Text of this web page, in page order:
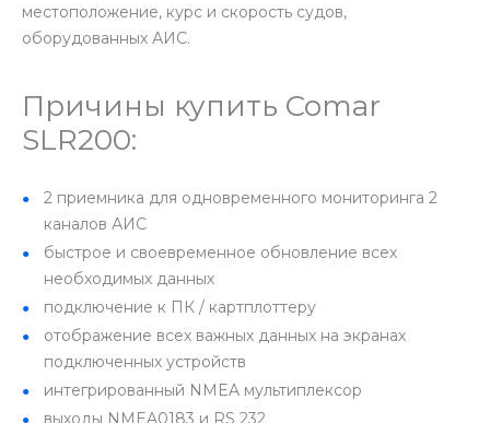
местоположение, курс и скорость судов,
оборудованных АИС.
Причины купить Comar
SLR200:
2 приемника для одновременного мониторинга 2
каналов АИС
быстрое и своевременное обновление всех
необходимых данных
подключение к ПК / картплоттеру
отображение всех важных данных на экранах
подключенных устройств
интегрированный NMEA мультиплексор
выходы NMEA0183 и RS 232